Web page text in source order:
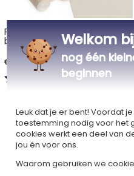
Fins werpspel met
bedrukte katoenen zak
€ 37,90
5,00 (5 Reviews)
Alle
Welkom
nog één
beginnen
Leuk dat je er bent! Voordat
toestemming nodig voor het
cookies werkt een deel van
jou én voor ons.
Waarom gebruiken we